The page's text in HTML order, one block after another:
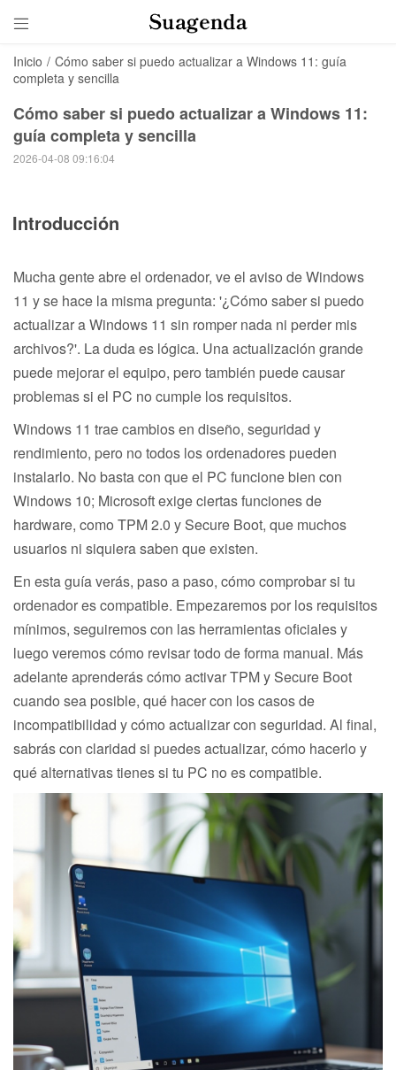

Inicio / Cómo saber si puedo actualizar a Windows 11: guía
completa y sencilla
Cómo saber si puedo actualizar a Windows 11:
guía completa y sencilla
2026-04-08 09:16:04
Introducción
Mucha gente abre el ordenador, ve el aviso de Windows
11 y se hace la misma pregunta: '¿Cómo saber si puedo
actualizar a Windows 11 sin romper nada ni perder mis
archivos?'. La duda es lógica. Una actualización grande
puede mejorar el equipo, pero también puede causar
problemas si el PC no cumple los requisitos.
Windows 11 trae cambios en diseño, seguridad y
rendimiento, pero no todos los ordenadores pueden
instalarlo. No basta con que el PC funcione bien con
Windows 10; Microsoft exige ciertas funciones de
hardware, como TPM 2.0 y Secure Boot, que muchos
usuarios ni siquiera saben que existen.
En esta guía verás, paso a paso, cómo comprobar si tu
ordenador es compatible. Empezaremos por los requisitos
mínimos, seguiremos con las herramientas oficiales y
luego veremos cómo revisar todo de forma manual. Más
adelante aprenderás cómo activar TPM y Secure Boot
cuando sea posible, qué hacer con los casos de
incompatibilidad y cómo actualizar con seguridad. Al final,
sabrás con claridad si puedes actualizar, cómo hacerlo y
qué alternativas tienes si tu PC no es compatible.